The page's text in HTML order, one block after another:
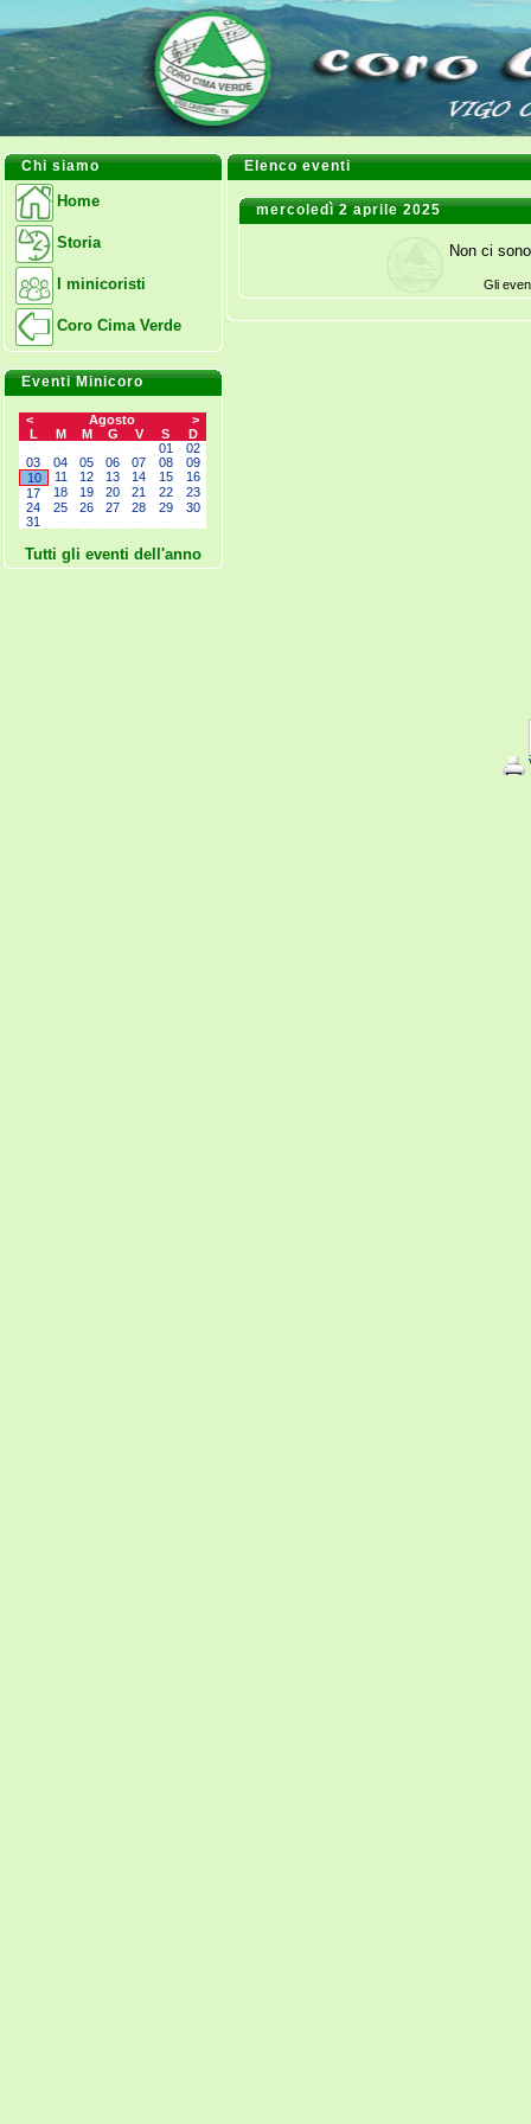
Chi siamo
Home
Storia
I minicoristi
Coro Cima Verde
Eventi Minicoro
< Agosto
>
L
M M G V S
D
01
02
03
04 05 06 07 08
09
10
11 12 13 14 15
16
17
18 19 20 21 22
23
24
25 26 27 28 29
30
31
Tutti gli eventi dell'anno
Elenco eventi
mercoledì 2 aprile 2025
Non ci
Gli